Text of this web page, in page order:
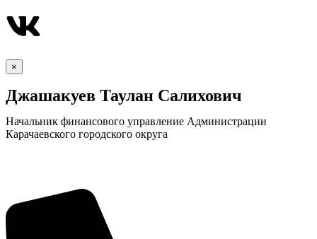
×
Джашакуев Таулан Салихович
Начальник финансового управление Администрации
Карачаевского городского округа